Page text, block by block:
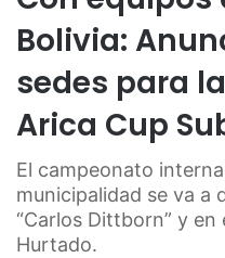
Bolivia:
sedes para
Arica Cup
El campeonato
municipalidad se va a
“Carlos Dittborn” y en
Hurtado.